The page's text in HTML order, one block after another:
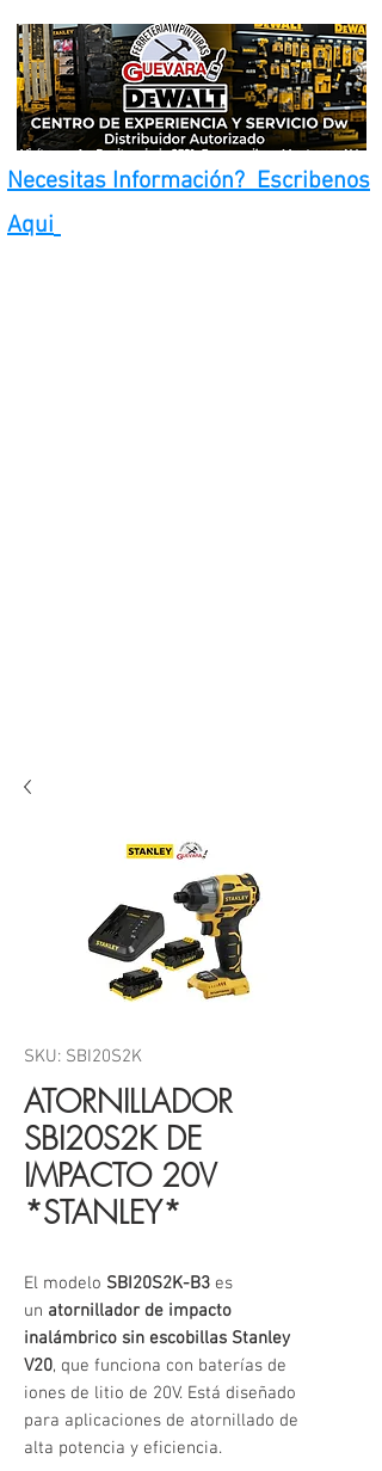
Necesitas Información? Escribenos
Aqui
SKU: SBI20S2K
ATORNILLADOR
SBI20S2K DE
IMPACTO 20V
*STANLEY*
El modelo SBI20S2K-B3 es
un atornillador de impacto
inalámbrico sin escobillas Stanley
V20, que funciona con baterías de
iones de litio de 20V. Está diseñado
para aplicaciones de atornillado de
alta potencia y eficiencia.